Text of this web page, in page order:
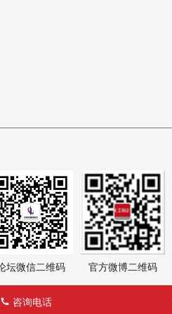
坛微信二维码 官方微博二维码
咨询电话